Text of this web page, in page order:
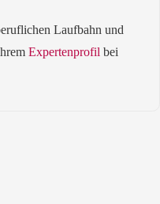
Laufbahn und
Expertenprofil bei